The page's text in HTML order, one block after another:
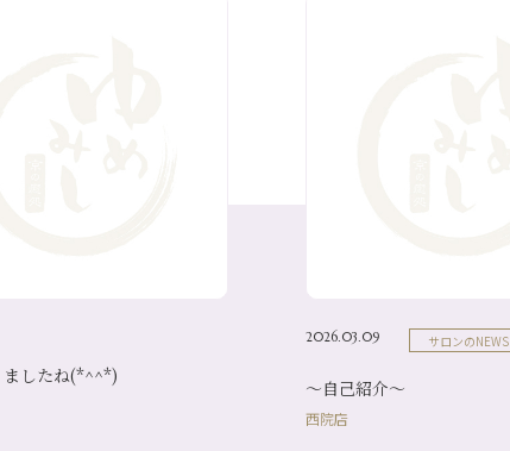
ましたね(*^^*)
2026.03.09 サロンのNEWS
～自己紹介～
西院店